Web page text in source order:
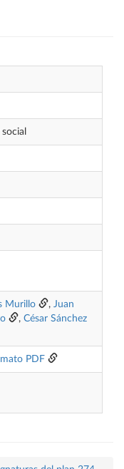
Murillo , Juan
, César Sánchez
PDF